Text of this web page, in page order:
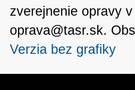
zverejnenie opravy
oprava@tasr.sk.
Verzia bez grafiky